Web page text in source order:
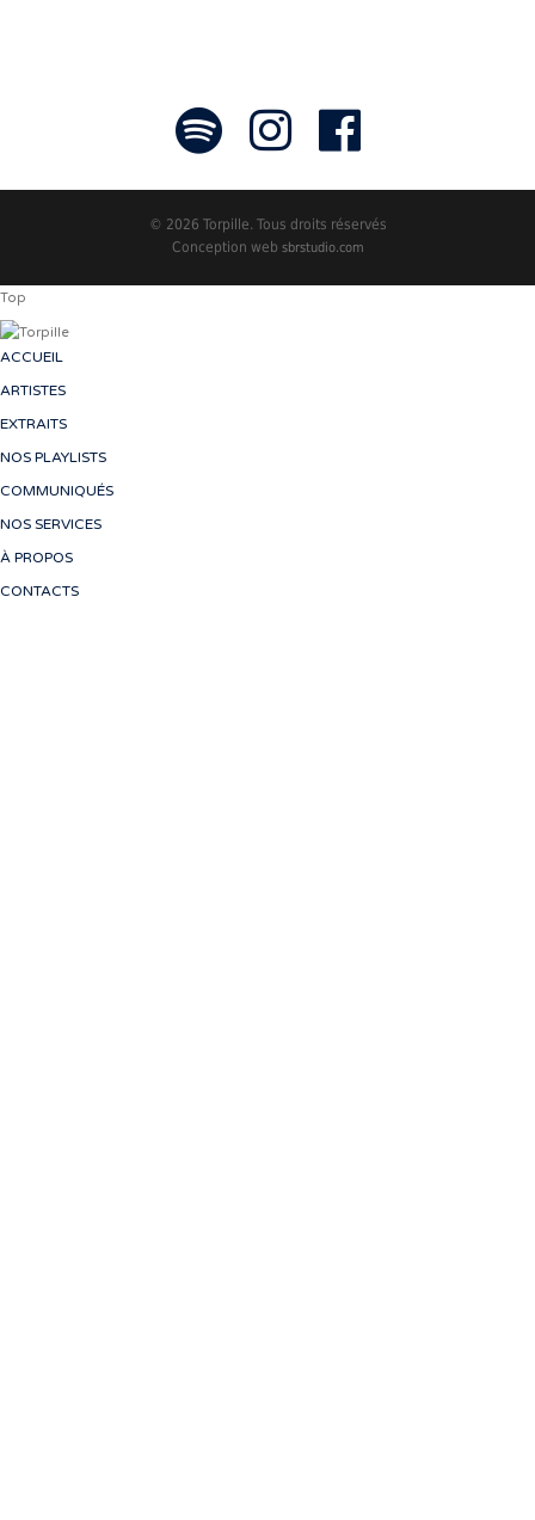
© 2026 Torpille. Tous droits réservés
Conception web sbrstudio.com
Top
ACCUEIL
ARTISTES
EXTRAITS
NOS PLAYLISTS
COMMUNIQUÉS
NOS SERVICES
À PROPOS
CONTACTS